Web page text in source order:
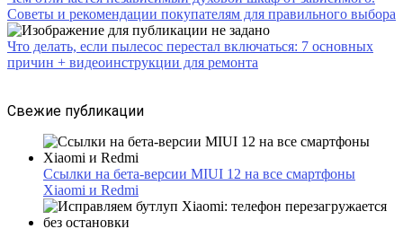
Советы и рекомендации покупателям для правильного выбора
Что делать, если пылесос перестал включаться: 7 основных
причин + видеоинструкции для ремонта
Свежие публикации
Ссылки на бета-версии MIUI 12 на все смартфоны
Xiaomi и Redmi